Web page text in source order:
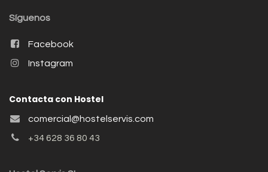
Síguenos
Facebook
Instagram
Contacta con Hostel
comercial@hostelservis.com
+34 628 36 80 43